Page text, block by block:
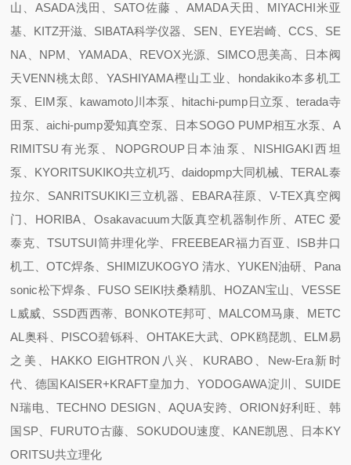
山、ASADA浅田、SATO佐藤 、AMADA天田、MIYACHI米亚
基、KITZ开滋、SIBATA科学仪器、SEN、EYE岩崎、CCS、SE
NA、NPM、YAMADA、REVOX光源、SIMCO思美高、日本阀
天VENN桃太郎、YASHIYAMA樫山工业、hondakiko本多机工
泵、EIM泵、kawamoto川本泵、hitachi-pump日立泵、terada寺
田泵、aichi-pump爱知真空泵、日本SOGO PUMP相互水泵、A
RIMITSU有光泵、NOPGROUP日本油泵、NISHIGAKI西坦
泵、KYORITSUKIKO共立机巧、daidopmp大同机械、TERAL泰
拉尔、SANRITSUKIKI三立机器、EBARA荏原、V-TEX真空阀
门、HORIBA、Osakavacuum大阪真空机器制作所、ATEC 爱
泰克、TSUTSUI筒井理化学、FREEBEAR福力百亚、ISB井口
机工、OTC焊条、SHIMIZUKOGYO 清水、YUKEN油研、Pana
sonic松下焊条、FUSO SEIKI扶桑精肌、HOZAN宝山、VESSE
L威威、SSD西西蒂、BONKOTE邦可、MALCOM马康、METC
AL奥科、PISCO碧铄科、OHTAKE大武、OPK鸥琵凯、ELM易
之美、HAKKO EIGHTRON八兴、KURABO、New-Era新时
代、德国KAISER+KRAFT皇加力、YODOGAWA淀川、SUIDE
N瑞电、TECHNO DESIGN、AQUA安跨、ORION好利旺、韩
国SP、FURUTO古藤、SOKUDOU速度、KANE凯恩、日本KY
ORITSU共立理化